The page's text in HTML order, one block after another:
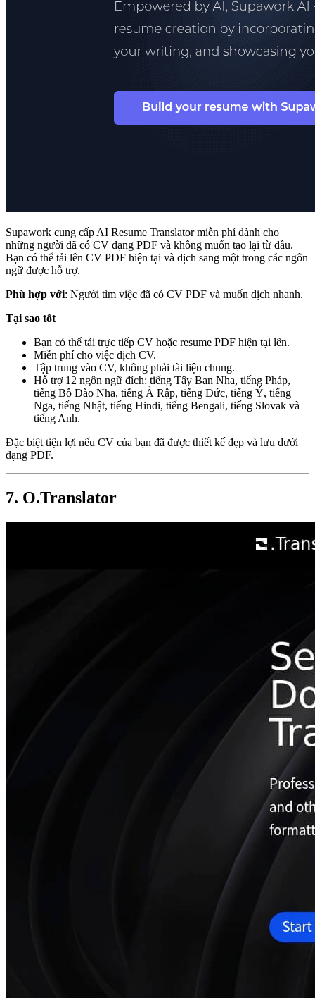
Supawork cung cấp AI Resume Translator miễn phí dành cho
những người đã có CV dạng PDF và không muốn tạo lại từ đầu.
Bạn có thể tải lên CV PDF hiện tại và dịch sang một trong các ngôn
ngữ được hỗ trợ.
Phù hợp với: Người tìm việc đã có CV PDF và muốn dịch nhanh.
Tại sao tốt
Bạn có thể tải trực tiếp CV hoặc resume PDF hiện tại lên.
Miễn phí cho việc dịch CV.
Tập trung vào CV, không phải tài liệu chung.
Hỗ trợ 12 ngôn ngữ đích: tiếng Tây Ban Nha, tiếng Pháp,
tiếng Bồ Đào Nha, tiếng Ả Rập, tiếng Đức, tiếng Ý, tiếng
Nga, tiếng Nhật, tiếng Hindi, tiếng Bengali, tiếng Slovak và
tiếng Anh.
Đặc biệt tiện lợi nếu CV của bạn đã được thiết kế đẹp và lưu dưới
dạng PDF.
7. O.Translator